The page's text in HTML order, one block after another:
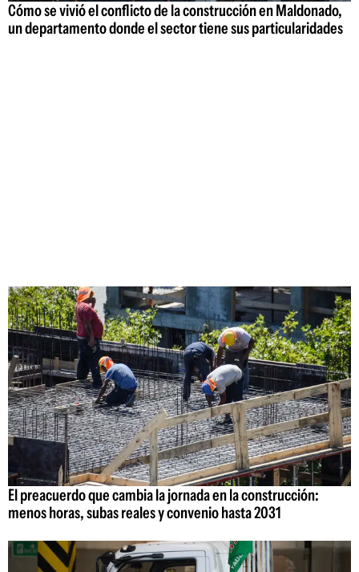
Cómo se vivió el conflicto de la construcción en Maldonado,
un departamento donde el sector tiene sus particularidades
El preacuerdo que cambia la jornada en la construcción:
menos horas, subas reales y convenio hasta 2031